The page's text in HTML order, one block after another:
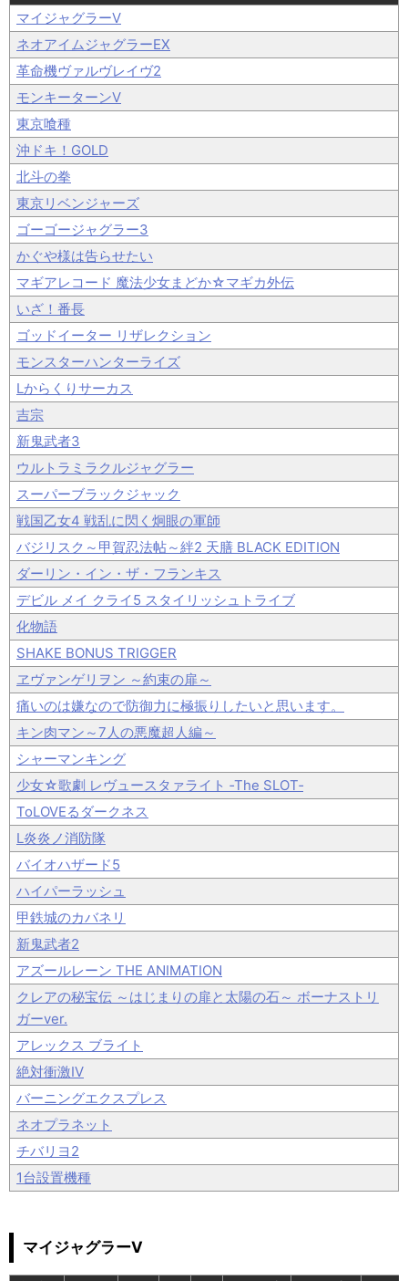
マイジャグラーV
ネオアイムジャグラーEX
革命機ヴァルヴレイヴ2
モンキーターンV
東京喰種
沖ドキ！GOLD
北斗の拳
東京リベンジャーズ
ゴーゴージャグラー3
かぐや様は告らせたい
マギアレコード 魔法少女まどか☆マギカ外伝
いざ！番長
ゴッドイーター リザレクション
モンスターハンターライズ
Lからくりサーカス
吉宗
新鬼武者3
ウルトラミラクルジャグラー
スーパーブラックジャック
戦国乙女4 戦乱に閃く炯眼の軍師
バジリスク～甲賀忍法帖～絆2 天膳 BLACK EDITION
ダーリン・イン・ザ・フランキス
デビル メイ クライ5 スタイリッシュトライブ
化物語
SHAKE BONUS TRIGGER
ヱヴァンゲリヲン ～約束の扉～
痛いのは嫌なので防御力に極振りしたいと思います。
キン肉マン～7人の悪魔超人編～
シャーマンキング
少女☆歌劇 レヴュースタァライト ‐The SLOT‐
ToLOVEるダークネス
L炎炎ノ消防隊
バイオハザード5
ハイパーラッシュ
甲鉄城のカバネリ
新鬼武者2
アズールレーン THE ANIMATION
クレアの秘宝伝 ～はじまりの扉と太陽の石～ ボーナストリ
ガーver.
アレックス ブライト
絶対衝激IV
バーニングエクスプレス
ネオプラネット
チバリヨ2
1台設置機種
マイジャグラーV